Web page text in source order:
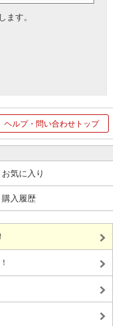
ます。
ヘルプ・問い合わせトップ
お気に入り
購入履歴